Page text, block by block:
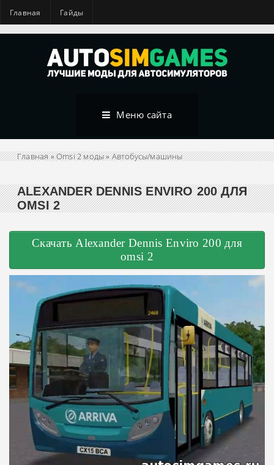
Главная Гайды
Меню сайта
Главная»Omsi 2 моды»Автобусы/машины
ALEXANDER DENNIS ENVIRO 200 ДЛЯ
OMSI 2
Скачать Alexander Dennis Enviro 200 для
omsi 2